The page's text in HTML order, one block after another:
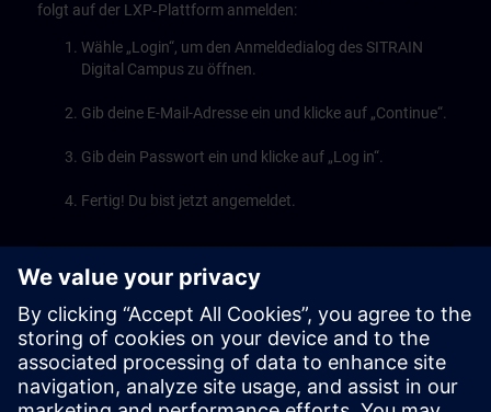
folgt auf der LXP‑Plattform anmelden:
Wähle „Login“, um den Anmeldedialog des SITRAIN
Digital Campus zu öffnen.
Gib deine E-Mail-Adresse ein und klicke auf „Continue“.
Gib dein Passwort ein und klicke auf „Log in“.
Fertig! Du bist jetzt angemeldet.
Play